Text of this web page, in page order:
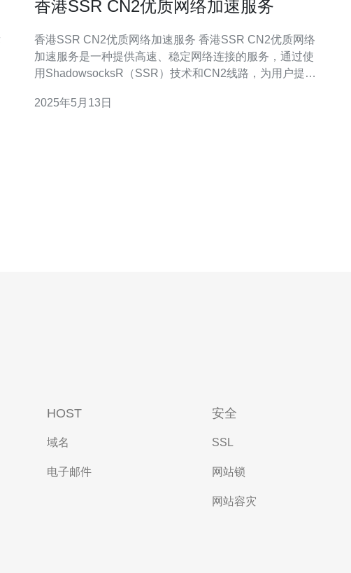
香港SSR CN2优质网络加速服务
香港SSR CN2优质网络加速服务 香港SSR CN2优质网络
加速服务是一种提供高速、稳定网络连接的服务，通过使
用ShadowsocksR（SSR）技术和CN2线路，为用户提供
有优越的网络环境和稳定的网络基础设施。SSR技术可以
2025年5月13日
HOST
域名
电子邮件
安全
SSL
网站锁
网站容灾